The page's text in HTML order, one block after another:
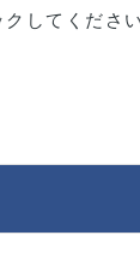
してください